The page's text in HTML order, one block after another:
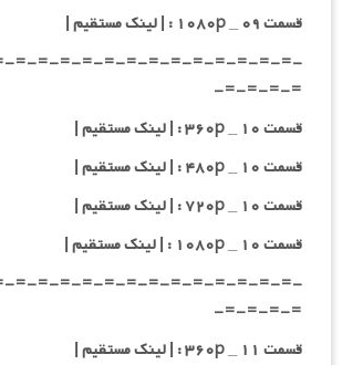
قسمت ۰۹ _ ۱۰۸۰p : | لینک مستقیم |
=-=-=-=-=-=-=-=-=-=-=-=-=-
=-=-=-=-
قسمت ۱۰ _ ۳۶۰p : | لینک مستقیم |
قسمت ۱۰ _ ۴۸۰p : | لینک مستقیم |
قسمت ۱۰ _ ۷۲۰p : | لینک مستقیم |
قسمت ۱۰ _ ۱۰۸۰p : | لینک مستقیم |
=-=-=-=-=-=-=-=-=-=-=-=-=-
=-=-=-=-
قسمت ۱۱ _ ۳۶۰p : | لینک مستقیم |